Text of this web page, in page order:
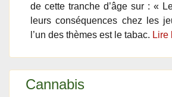
de cette tranche d’âge sur : «
leurs conséquences chez les
l’un des thèmes est le tabac. Lire
Cannabis